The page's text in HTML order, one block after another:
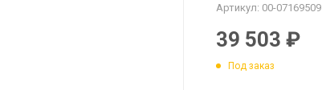
Артикул: 00-07169509
39 503 ₽
Под заказ